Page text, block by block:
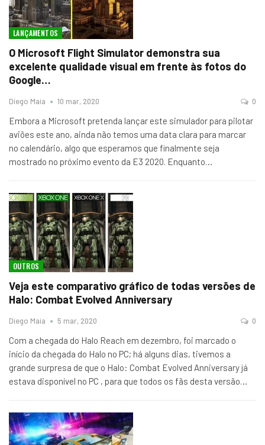
LANÇAMENTOS
O Microsoft Flight Simulator demonstra sua
excelente qualidade visual em frente às fotos do
Google…
Diego Maia 10 mar, 2020 0
Embora a Microsoft pretenda lançar este simulador para pilotar
aviões este ano, ainda não temos uma data clara para marcar
no calendário, algo que esperamos que finalmente seja
mostrado no próximo evento da E3 2020. Enquanto…
OUTROS
Veja este comparativo gráfico de todas versões de
Halo: Combat Evolved Anniversary
Diego Maia 5 mar, 2020 0
Com a chegada do Halo Reach em dezembro, foi marcado o
início da chegada do Halo no PC; há alguns dias, tivemos a
grande surpresa de que o Halo: Combat Evolved Anniversary já
estava disponível no PC , para que todos os fãs desta versão…